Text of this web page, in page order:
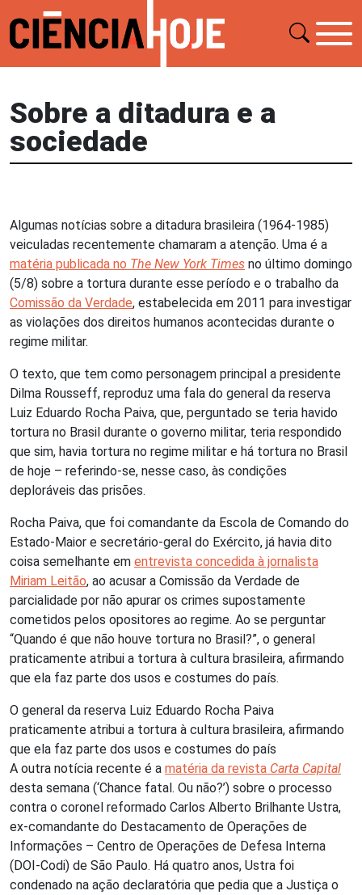
Sobre a ditadura e a
sociedade
Algumas notícias sobre a ditadura brasileira (1964-1985)
veiculadas recentemente chamaram a atenção. Uma é a
matéria publicada no The New York Times no último domingo
(5/8) sobre a tortura durante esse período e o trabalho da
Comissão da Verdade, estabelecida em 2011 para investigar
as violações dos direitos humanos acontecidas durante o
regime militar.
O texto, que tem como personagem principal a presidente
Dilma Rousseff, reproduz uma fala do general da reserva
Luiz Eduardo Rocha Paiva, que, perguntado se teria havido
tortura no Brasil durante o governo militar, teria respondido
que sim, havia tortura no regime militar e há tortura no Brasil
de hoje – referindo-se, nesse caso, às condições
deploráveis das prisões.
Rocha Paiva, que foi comandante da Escola de Comando do
Estado-Maior e secretário-geral do Exército, já havia dito
coisa semelhante em entrevista concedida à jornalista
Miriam Leitão, ao acusar a Comissão da Verdade de
parcialidade por não apurar os crimes supostamente
cometidos pelos opositores ao regime. Ao se perguntar
“Quando é que não houve tortura no Brasil?”, o general
praticamente atribui a tortura à cultura brasileira, afirmando
que ela faz parte dos usos e costumes do país.
O general da reserva Luiz Eduardo Rocha Paiva
praticamente atribui a tortura à cultura brasileira, afirmando
que ela faz parte dos usos e costumes do país
A outra notícia recente é a matéria da revista Carta Capital
desta semana (‘Chance fatal. Ou não?’) sobre o processo
contra o coronel reformado Carlos Alberto Brilhante Ustra,
ex-comandante do Destacamento de Operações de
Informações – Centro de Operações de Defesa Interna
(DOI-Codi) de São Paulo. Há quatro anos, Ustra foi
condenado na ação declaratória que pedia que a Justiça o